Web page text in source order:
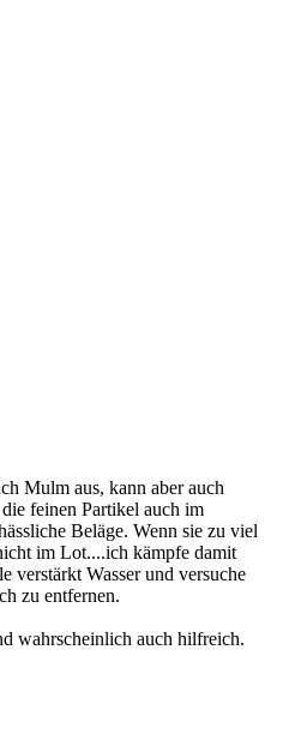
Mulm aus, kann aber auch
feinen Partikel auch im
Beläge. Wenn sie zu viel
im Lot....ich kämpfe damit
verstärkt Wasser und versuche
zu entfernen.
wahrscheinlich auch hilfreich.